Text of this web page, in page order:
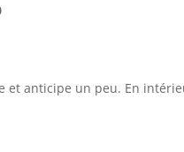
anticipe un peu. En